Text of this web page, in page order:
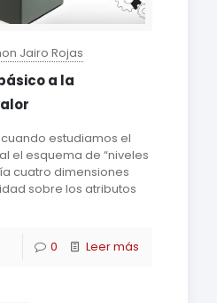
Jairo Rojas
a la
estudiamos el
el esquema de “niveles
cuatro dimensiones
sobre los atributos
0 Leer más